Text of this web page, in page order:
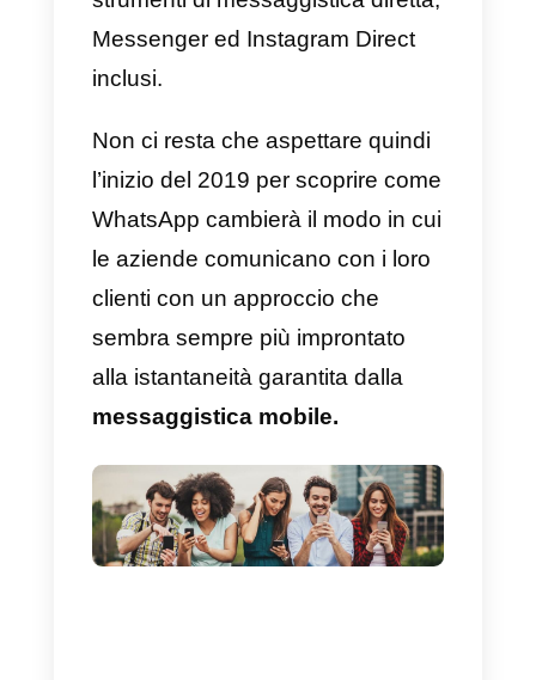
comunicazione fornendo il
numero Business o attrezzandosi
proprio sito web.
Devi
ancora
creare un
account su
Callbell?